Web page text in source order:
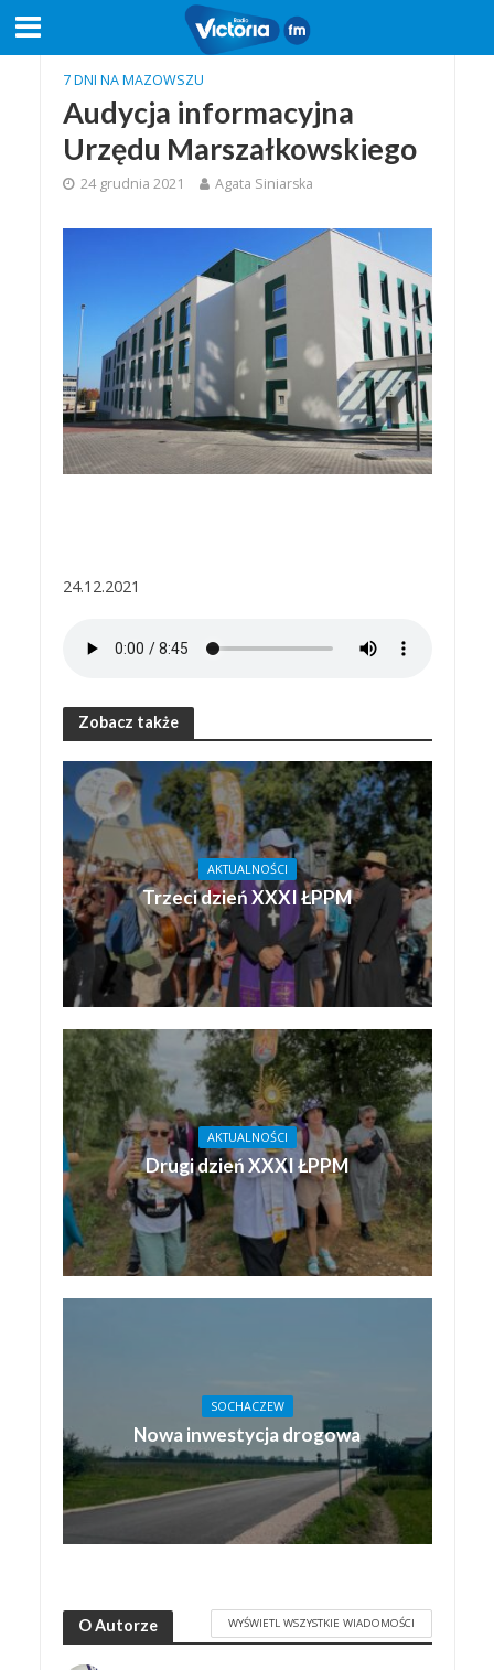
7 DNI NA MAZOWSZU
Audycja informacyjna
Urzędu Marszałkowskiego
24 grudnia 2021 Agata Siniarska
24.12.2021
Zobacz także
AKTUALNOŚCI
Trzeci dzień XXXI ŁPPM
AKTUALNOŚCI
Drugi dzień XXXI ŁPPM
SOCHACZEW
Nowa inwestycja drogowa
O Autorze WYŚWIETL WSZYSTKIE WIADOMOŚCI